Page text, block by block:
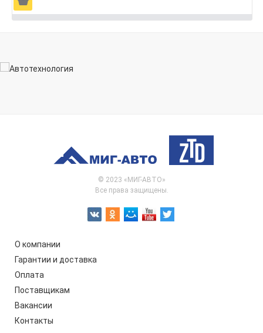
© 2023 «МИГ-АВТО»
Все права защищены.
О компании
Гарантии и доставка
Оплата
Поставщикам
Вакансии
Контакты